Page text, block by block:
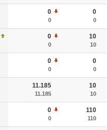
0
0
0
0
0
0
10
10
0
0
0
0
11.185
11.185
10
10
0
0
110
110